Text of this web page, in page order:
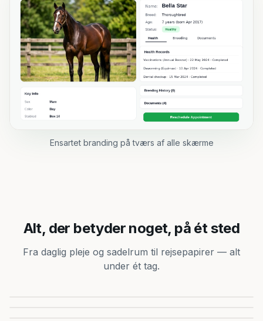
Ensartet branding på tværs af alle skærme
Alt, der betyder noget, på ét sted
Fra daglig pleje og sadelrum til rejsepapirer — alt
under ét tag.